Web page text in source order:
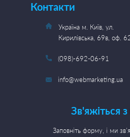
Контакти
Україна м. Київ, ул.
Кирилівська, 69в, оф.
(098)-692-06-91
info@webmarketing.ua
Зв'яжіться
Заповніть форму, і ми